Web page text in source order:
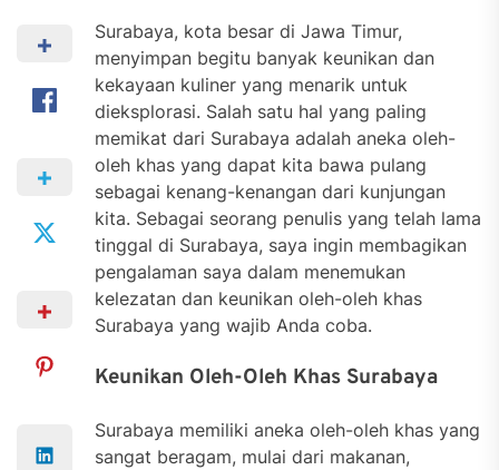
Surabaya, kota besar di Jawa Timur,
menyimpan begitu banyak keunikan dan
kekayaan kuliner yang menarik untuk
dieksplorasi. Salah satu hal yang paling
memikat dari Surabaya adalah aneka oleh-
oleh khas yang dapat kita bawa pulang
sebagai kenang-kenangan dari kunjungan
kita. Sebagai seorang penulis yang telah lama
tinggal di Surabaya, saya ingin membagikan
pengalaman saya dalam menemukan
kelezatan dan keunikan oleh-oleh khas
Surabaya yang wajib Anda coba.
Keunikan Oleh-Oleh Khas Surabaya
Surabaya memiliki aneka oleh-oleh khas yang
sangat beragam, mulai dari makanan,